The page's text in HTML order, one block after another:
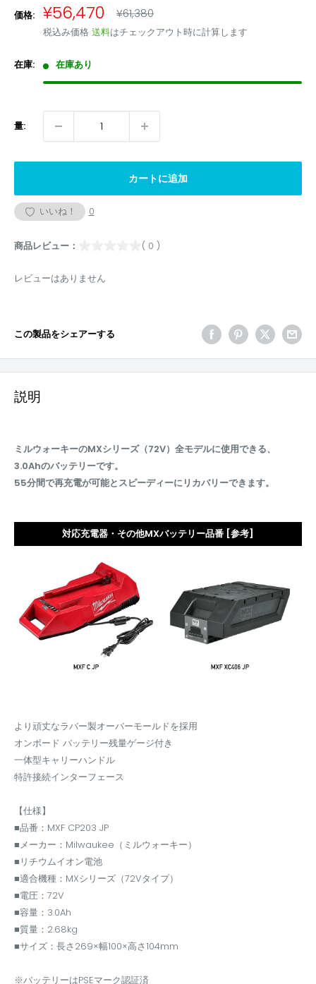
価格: 販
売
価
格
¥56,470 通
価
¥61,380
税込み価格 送料はチェックアウト時に計算します
在庫: 在庫あり
量:
カートに追加
いいね！ 0
商品レビュー： ( 0 )
レビューはありません
この製品をシェアーする
説明
ミルウォーキーのMXシリーズ（72V）全モデルに使用できる、
3.0Ahのバッテリーです。
55分間で再充電が可能とスピーディーにリカバリーできます。
対応充電器・その他MXバッテリー品番 [参考]
より頑丈なラバー製オーバーモールドを採用
オンボード バッテリー残量ゲージ付き
一体型キャリーハンドル
特許接続インターフェース
【仕様】
■品番：MXF CP203 JP
■メーカー：Milwaukee（ミルウォーキー）
■リチウムイオン電池
■適合機種：MXシリーズ（72Vタイプ）
■電圧：72V
■容量：3.0Ah
■質量：2.68kg
■サイズ：長さ269×幅100×高さ104mm
※バッテリーはPSEマーク認証済